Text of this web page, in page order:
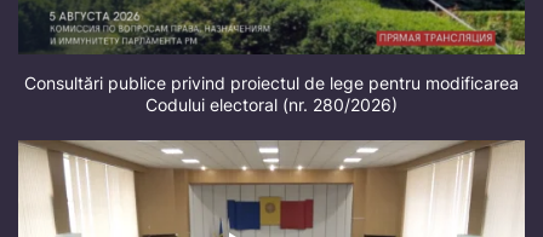
Consultări publice privind proiectul de lege pentru modificarea
Codului electoral (nr. 280/2026)